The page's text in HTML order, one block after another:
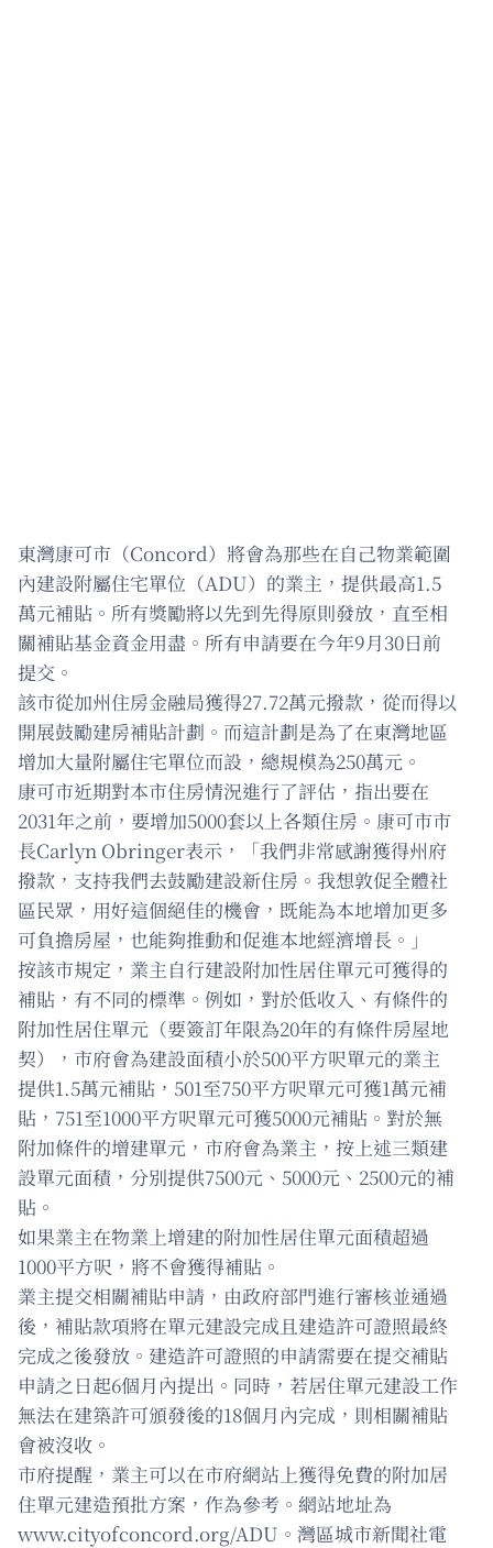
東灣康可市（Concord）將會為那些在自己物業範圍
內建設附屬住宅單位（ADU）的業主，提供最高1.5
萬元補貼。所有獎勵將以先到先得原則發放，直至相
關補貼基金資金用盡。所有申請要在今年9月30日前
提交。
該市從加州住房金融局獲得27.72萬元撥款，從而得以
開展鼓勵建房補貼計劃。而這計劃是為了在東灣地區
增加大量附屬住宅單位而設，總規模為250萬元。
康可市近期對本市住房情況進行了評估，指出要在
2031年之前，要增加5000套以上各類住房。康可市市
長Carlyn Obringer表示，「我們非常感謝獲得州府
撥款，支持我們去鼓勵建設新住房。我想敦促全體社
區民眾，用好這個絕佳的機會，既能為本地增加更多
可負擔房屋，也能夠推動和促進本地經濟增長。」
按該市規定，業主自行建設附加性居住單元可獲得的
補貼，有不同的標準。例如，對於低收入、有條件的
附加性居住單元（要簽訂年限為20年的有條件房屋地
契），市府會為建設面積小於500平方呎單元的業主
提供1.5萬元補貼，501至750平方呎單元可獲1萬元補
貼，751至1000平方呎單元可獲5000元補貼。對於無
附加條件的增建單元，市府會為業主，按上述三類建
設單元面積，分別提供7500元、5000元、2500元的補
貼。
如果業主在物業上增建的附加性居住單元面積超過
1000平方呎，將不會獲得補貼。
業主提交相關補貼申請，由政府部門進行審核並通過
後，補貼款項將在單元建設完成且建造許可證照最終
完成之後發放。建造許可證照的申請需要在提交補貼
申請之日起6個月內提出。同時，若居住單元建設工作
無法在建築許可頒發後的18個月內完成，則相關補貼
會被沒收。
市府提醒，業主可以在市府網站上獲得免費的附加居
住單元建造預批方案，作為參考。網站地址為
www.cityofconcord.org/ADU。灣區城市新聞社電